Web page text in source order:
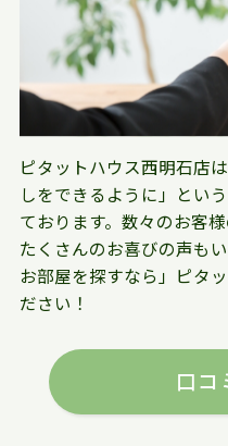
ピタットハウス西明石店
しをできるように」とい
ております。数々のお客
たくさんのお喜びの声も
お部屋を探すなら」ピタ
ださい！
口コ